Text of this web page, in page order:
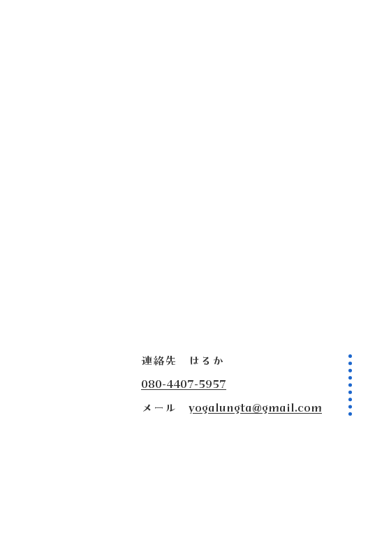
連絡先 はるか
080-4407-5957
​メール yogalungta@gmail.com